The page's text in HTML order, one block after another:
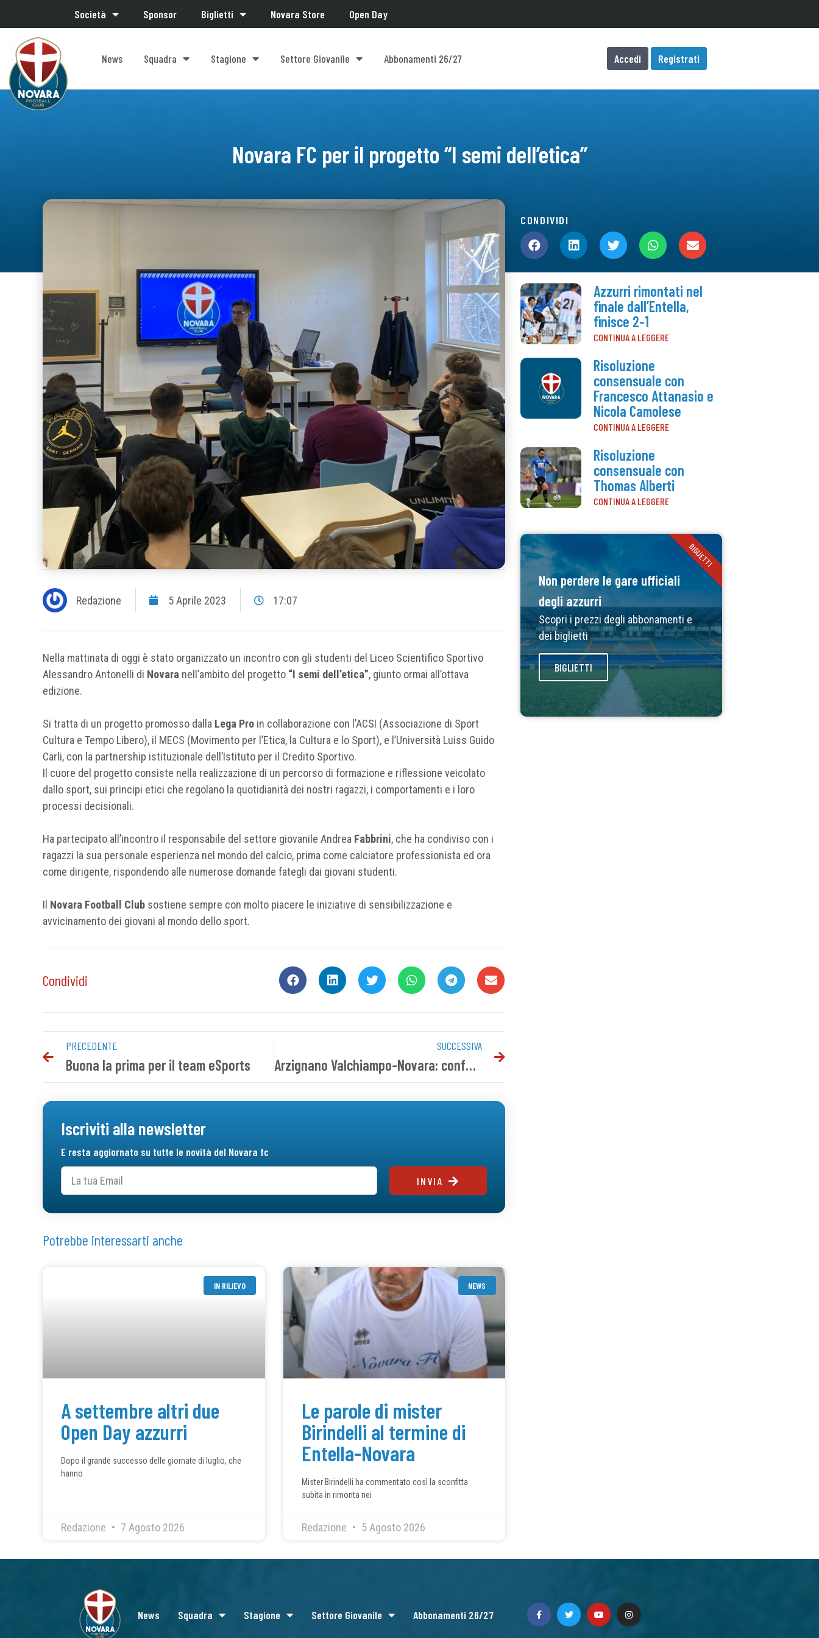
Società Sponsor Biglietti Novara Store Open Day
News Squadra Stagione Settore Giovanile Abbonamenti 26/27 Accedi Registrati
Novara FC per il progetto “I semi dell’etica”
Redazione 5 Aprile 2023 17:07
Nella mattinata di oggi è stato organizzato un incontro con gli studenti del Liceo Scientifico Sportivo
Alessandro Antonelli di Novara nell’ambito del progetto “I semi dell’etica”, giunto ormai all’ottava
edizione.
Si tratta di un progetto promosso dalla Lega Pro in collaborazione con l’ACSI (Associazione di Sport
Cultura e Tempo Libero), il MECS (Movimento per l’Etica, la Cultura e lo Sport), e l’Università Luiss Guido
Carli, con la partnership istituzionale dell’Istituto per il Credito Sportivo.
Il cuore del progetto consiste nella realizzazione di un percorso di formazione e riflessione veicolato
dallo sport, sui principi etici che regolano la quotidianità dei nostri ragazzi, i comportamenti e i loro
processi decisionali.
Ha partecipato all’incontro il responsabile del settore giovanile Andrea Fabbrini, che ha condiviso con i
ragazzi la sua personale esperienza nel mondo del calcio, prima come calciatore professionista ed ora
come dirigente, rispondendo alle numerose domande fategli dai giovani studenti.
Il Novara Football Club sostiene sempre con molto piacere le iniziative di sensibilizzazione e
avvicinamento dei giovani al mondo dello sport.
Condividi
PRECEDENTE
Buona la prima per il team eSports
SUCCESSIVA
Arzignano Valchiampo-Novara: conferenza stampa pre gara
Iscriviti alla newsletter
E resta aggiornato su tutte le novità del Novara fc
INVIA
Potrebbe interessarti anche
IN RILIEVO
A settembre altri due
Open Day azzurri
Dopo il grande successo delle giornate di luglio, che
hanno
Redazione 7 Agosto 2026
NEWS
Le parole di mister
Birindelli al termine di
Entella-Novara
Mister Birindelli ha commentato così la sconfitta
subita in rimonta nei
Redazione 5 Agosto 2026
CONDIVIDI
Azzurri rimontati nel
finale dall’Entella,
finisce 2-1
CONTINUA A LEGGERE
Risoluzione
consensuale con
Francesco Attanasio e
Nicola Camolese
CONTINUA A LEGGERE
Risoluzione
consensuale con
Thomas Alberti
CONTINUA A LEGGERE
Non perdere le gare ufficiali
degli azzurri
Scopri i prezzi degli abbonamenti e
dei biglietti
BIGLIETTI
BIGLIETTI
News Squadra Stagione Settore Giovanile Abbonamenti 26/27